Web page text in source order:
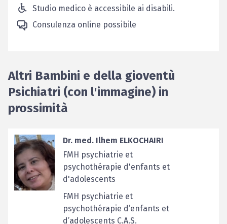
Studio medico è accessibile ai disabili.
Consulenza online possibile
Altri Bambini e della gioventù
Psichiatri (con l'immagine) in
prossimità
Dr. med. Ilhem ELKOCHAIRI
FMH psychiatrie et
psychothérapie d'enfants et
d'adolescents
FMH psychiatrie et
psychothérapie d’enfants et
d’adolescents C.A.S.